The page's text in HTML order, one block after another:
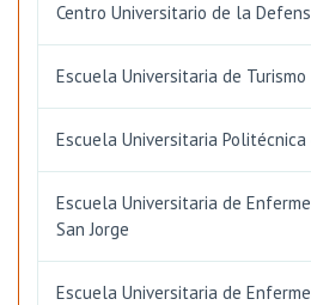
Centro Universitario de la
Escuela Universitaria de Turismo
Escuela Universitaria
Escuela Universitaria de
San Jorge
Escuela Universitaria de